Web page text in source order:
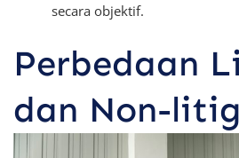
secara objektif.
Perbedaan
dan Non-